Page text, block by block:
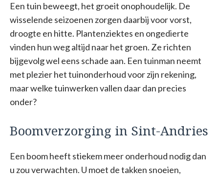
Een tuin beweegt, het groeit onophoudelijk. De
wisselende seizoenen zorgen daarbij voor vorst,
droogte en hitte. Plantenziektes en ongedierte
vinden hun weg altijd naar het groen. Ze richten
bijgevolg wel eens schade aan. Een tuinman neemt
met plezier het tuinonderhoud voor zijn rekening,
maar welke tuinwerken vallen daar dan precies
onder?
Boomverzorging in Sint-Andries
Een boom heeft stiekem meer onderhoud nodig dan
u zou verwachten. U moet de takken snoeien,